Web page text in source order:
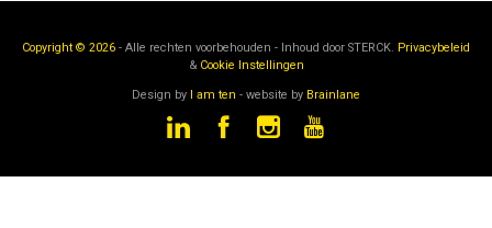
Copyright © 2026 - Alle rechten voorbehouden - Inhoud door STERCK. Privacybeleid
& Cookie Instellingen
Design by I am ten - website by Brainlane